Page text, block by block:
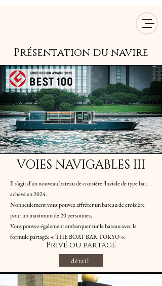
Présentation du navire
VOIES NAVIGABLES III
Il s'agit d'un nouveau bateau de croisière fluviale de type bar,
achevé en 2024.
Non seulement vous pouvez affréter un bateau de croisière
pour un maximum de 20 personnes,
Vous pouvez également embarquer sur le bateau avec la
formule partagée « THE BOAT BAR TOKYO ».
Privé ou partagé
détail